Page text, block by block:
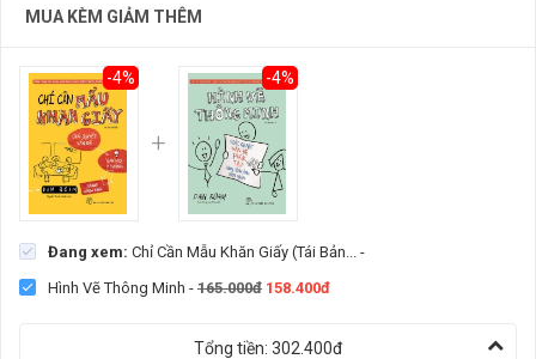
MUA KÈM GIẢM THÊM
-4% -4%
Đang xem: Chỉ Cần Mẫu Khăn Giấy (Tái Bản...
-
Hình Vẽ Thông Minh - 165.000đ 158.400đ
Tổng tiền: 302.400đ